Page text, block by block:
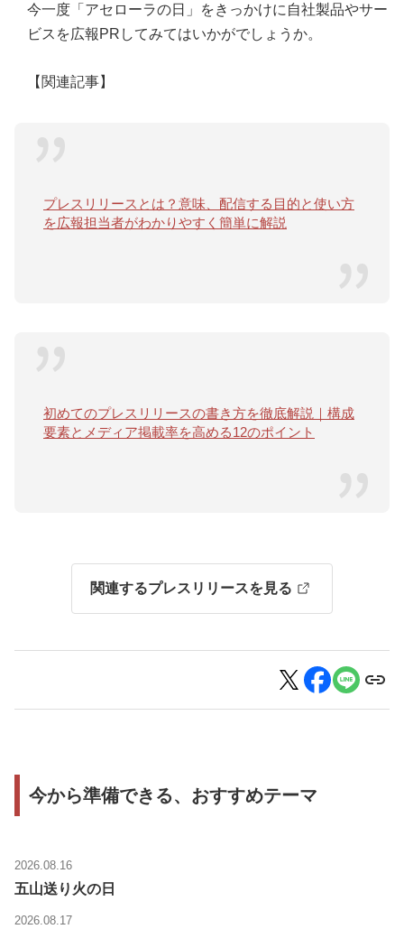
今一度「アセローラの日」をきっかけに自社製品やサー
ビスを広報PRしてみてはいかがでしょうか。
【関連記事】
プレスリリースとは？意味、配信する目的と使い方
を広報担当者がわかりやすく簡単に解説
初めてのプレスリリースの書き方を徹底解説｜構成
要素とメディア掲載率を高める12のポイント
関連するプレスリリースを見る
今から準備できる、おすすめテーマ
2026.08.16
五山送り火の日
2026.08.17